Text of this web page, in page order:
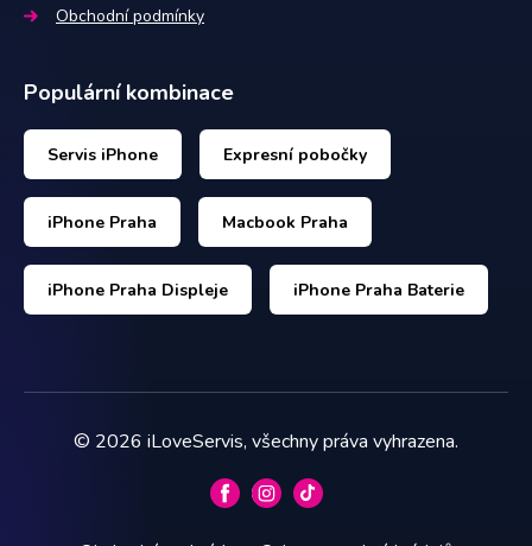
Obchodní podmínky
Populární kombinace
Servis iPhone Expresní pobočky
iPhone Praha Macbook Praha
iPhone Praha Displeje iPhone Praha Baterie
© 2026 iLoveServis, všechny práva vyhrazena.